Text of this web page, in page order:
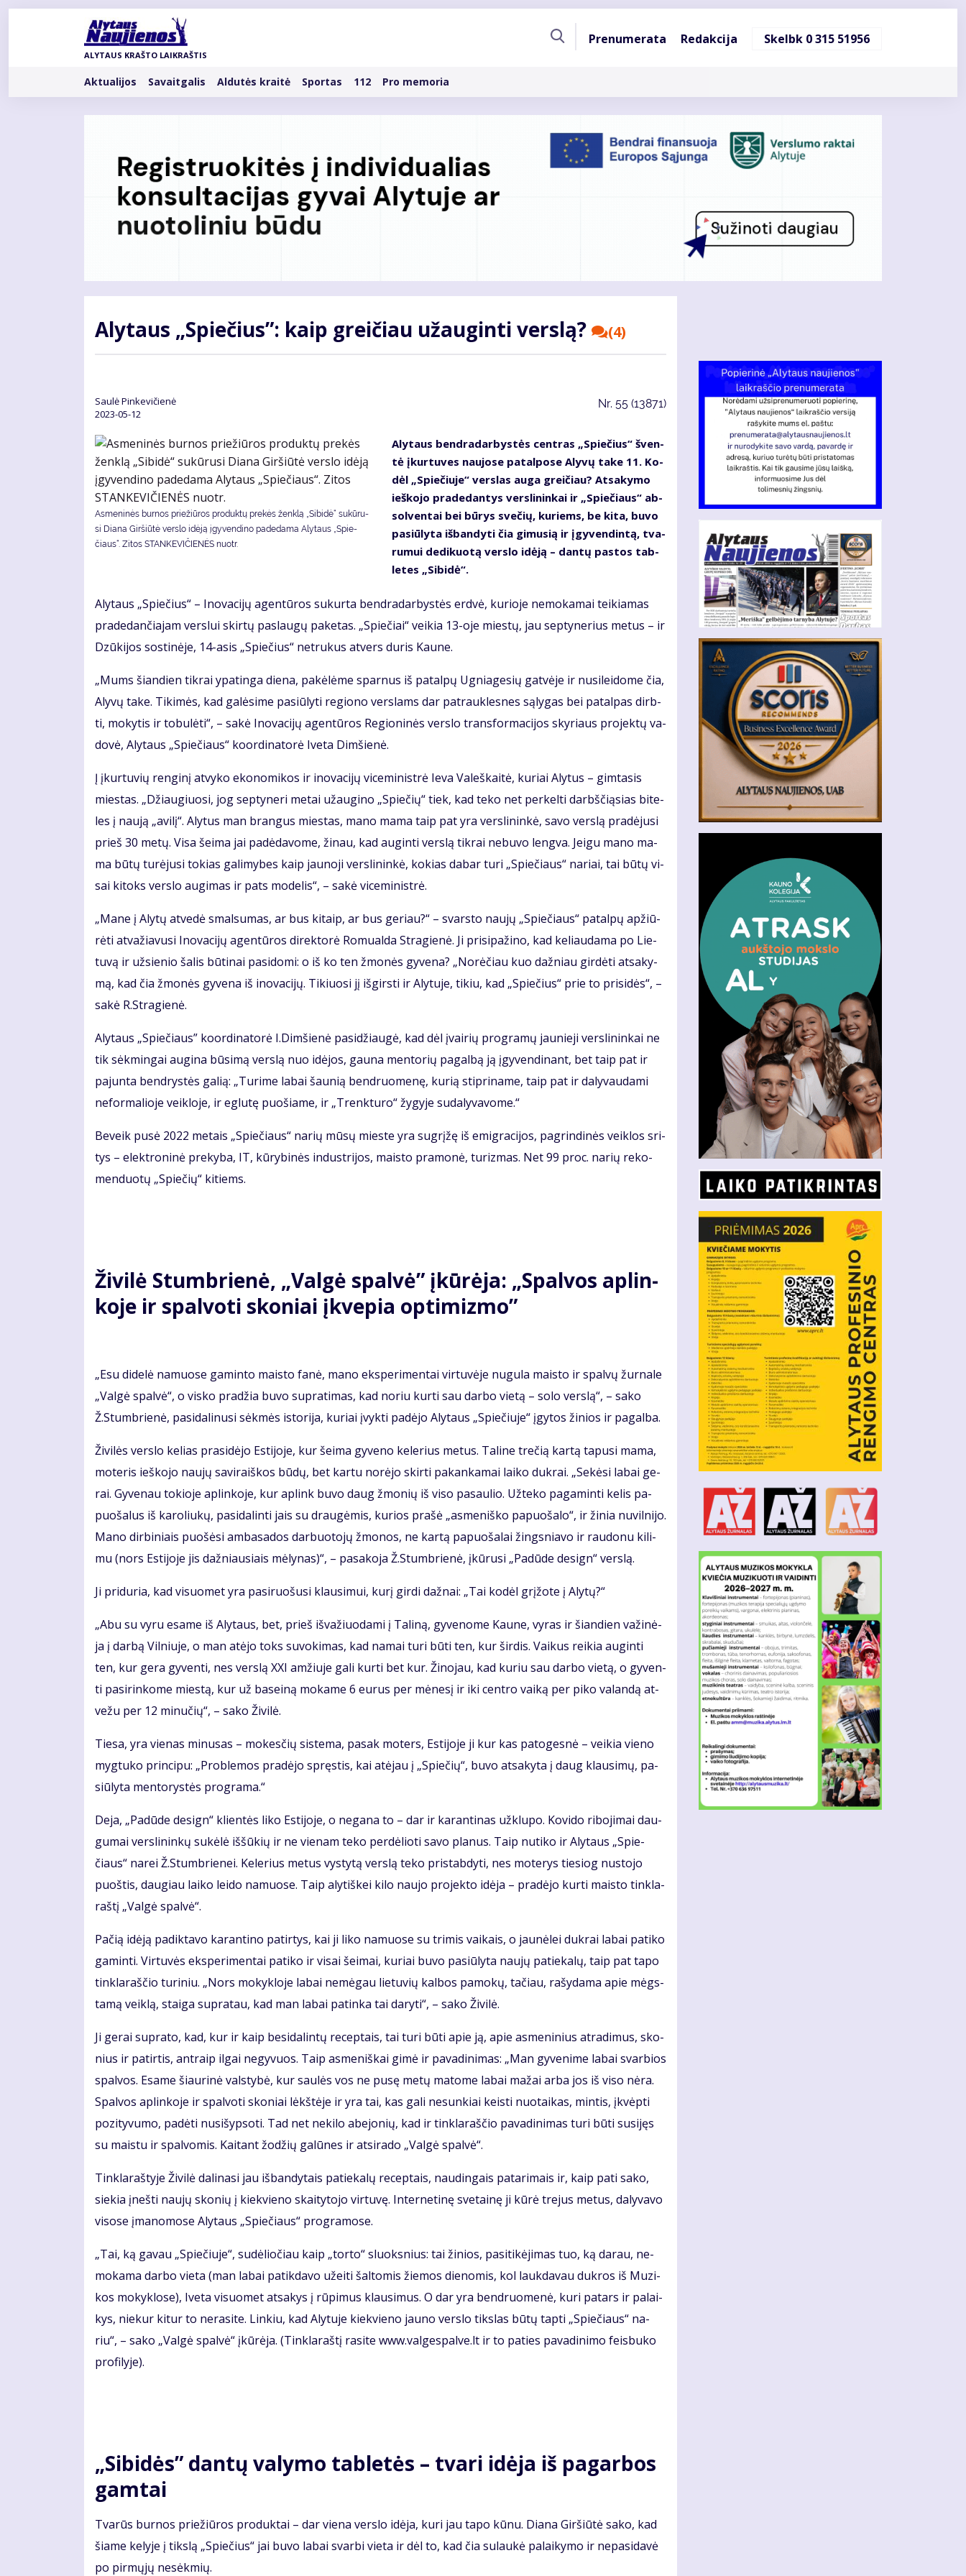
Pereiti
ALYTAUS KRAŠTO LAIKRAŠTIS
Pagrindinė
Prenumerata Redakcija Skelbk 0 315 51956
Rubrikos
Aktualijos Savaitgalis Aldutės kraitė Sportas 112 Pro memoria
Aly­taus „Spie­čius”: kaip grei­čiau už­au­gin­ti ver­slą? (4)
Saulė Pinkevičienė
2023-05-12
Nr. 55 (13871)
As­me­ni­nės bur­nos prie­žiū­ros pro­duk­tų pre­kės žen­klą „Si­bi­dė“ su­kū­ru­
si Dia­na Gir­šiū­tė ver­slo idė­ją įgy­ven­di­no pa­de­da­ma Aly­taus „Spie­
čiaus“. Zitos STANKEVIČIENĖS nuotr.
Aly­taus ben­dra­dar­bys­tės cen­tras „Spie­čius“ šven­
tė įkur­tu­ves nau­jo­se pa­tal­po­se Aly­vų ta­ke 11. Ko­
dėl „Spie­čiu­je“ ver­slas au­ga grei­čiau? At­sa­ky­mo
ieš­ko­jo pra­de­dan­tys ver­sli­nin­kai ir „Spie­čiaus“ ab­
sol­ven­tai bei bū­rys sve­čių, ku­riems, be ki­ta, bu­vo
pa­siū­ly­ta iš­ban­dy­ti čia gi­mu­sią ir įgy­ven­din­tą, tva­
ru­mui de­di­kuo­tą ver­slo idė­ją – dan­tų pa­stos tab­
le­tes „Si­bi­dė“.
Aly­taus „Spie­čius“ – Ino­va­ci­jų agen­tū­ros su­kur­ta ben­dra­dar­bys­tės erd­vė, ku­rio­je ne­mo­ka­mai tei­kia­mas
pra­de­dan­čia­jam ver­slui skir­tų pa­slau­gų pa­ke­tas. „Spie­čiai“ vei­kia 13-oje mies­tų, jau sep­ty­ne­rius me­tus – ir
Dzū­ki­jos sos­ti­nė­je, 14-asis „Spie­čius“ ne­tru­kus at­vers du­ris Kau­ne.
„Mums šian­dien tik­rai ypa­tin­ga die­na, pa­kė­lė­me spar­nus iš pa­tal­pų Ug­nia­ge­sių gat­vė­je ir nu­si­lei­do­me čia,
Aly­vų ta­ke. Ti­ki­mės, kad ga­lė­si­me pa­siū­ly­ti re­gio­no ver­slams dar pa­trauk­les­nes są­ly­gas bei pa­tal­pas dirb­
ti, mo­ky­tis ir to­bu­lė­ti“, – sa­kė Ino­va­ci­jų agen­tū­ros Re­gio­ni­nės ver­slo trans­for­ma­ci­jos sky­riaus pro­jek­tų va­
do­vė, Aly­taus „Spie­čiaus“ ko­or­di­na­to­rė Ive­ta Dim­šie­nė.
Į įkur­tu­vių ren­gi­nį at­vy­ko eko­no­mi­kos ir ino­va­ci­jų vi­ce­mi­nist­rė Ie­va Va­leš­kai­tė, ku­riai Aly­tus – gim­ta­sis
mies­tas. „Džiau­giuo­si, jog sep­ty­ne­ri me­tai už­au­gi­no „Spie­čių“ tiek, kad te­ko net per­kel­ti darbš­či­ą­sias bi­te­
les į nau­ją „avi­lį“. Aly­tus man bran­gus mies­tas, ma­no ma­ma taip pat yra ver­sli­nin­kė, sa­vo ver­slą pra­dė­ju­si
prieš 30 me­tų. Vi­sa šei­ma jai pa­dė­da­vo­me, ži­nau, kad au­gin­ti ver­slą tik­rai ne­bu­vo leng­va. Jei­gu ma­no ma­
ma bū­tų tu­rė­ju­si to­kias ga­li­my­bes kaip jau­no­ji ver­sli­nin­kė, ko­kias da­bar tu­ri „Spie­čiaus“ na­riai, tai bū­tų vi­
sai ki­toks ver­slo au­gi­mas ir pats mo­de­lis“, – sa­kė vi­ce­mi­nist­rė.
„Ma­ne į Aly­tų at­ve­dė smal­su­mas, ar bus ki­taip, ar bus ge­riau?“ – svars­to nau­jų „Spie­čiaus“ pa­tal­pų ap­žiū­
rė­ti at­va­žia­vu­si Ino­va­ci­jų agen­tū­ros di­rek­to­rė Ro­mu­al­da Stra­gie­nė. Ji pri­si­pa­ži­no, kad ke­liau­da­ma po Lie­
tu­vą ir už­sie­nio ša­lis bū­ti­nai pa­si­do­mi: o iš ko ten žmo­nės gy­ve­na? „No­rė­čiau kuo daž­niau gir­dė­ti at­sa­ky­
mą, kad čia žmo­nės gy­ve­na iš ino­va­ci­jų. Ti­kiuo­si jį iš­girs­ti ir Aly­tu­je, ti­kiu, kad „Spie­čius“ prie to pri­si­dės“, –
sa­kė R.Stra­gie­nė.
Aly­taus „Spie­čiaus” ko­or­di­na­to­rė I.Dim­šie­nė pa­si­džiau­gė, kad dėl įvai­rių pro­gra­mų jau­nie­ji ver­sli­nin­kai ne
tik sėk­min­gai au­gi­na bū­si­mą ver­slą nuo idė­jos, gau­na men­to­rių pa­gal­bą ją įgy­ven­di­nant, bet taip pat ir
pa­jun­ta ben­drys­tės ga­lią: „Tu­ri­me la­bai šau­nią ben­druo­me­nę, ku­rią stip­ri­na­me, taip pat ir da­ly­vau­da­mi
ne­for­ma­lio­je veik­lo­je, ir eg­lu­tę puo­šia­me, ir „Trenk­tu­ro“ žy­gy­je su­da­ly­va­vo­me.“
Be­veik pu­sė 2022 me­tais „Spie­čiaus“ na­rių mū­sų mies­te yra su­grį­žę iš emig­ra­ci­jos, pa­grin­di­nės veik­los sri­
tys – elek­tro­ni­nė pre­ky­ba, IT, kū­ry­bi­nės in­dust­ri­jos, mais­to pra­mo­nė, tu­riz­mas. Net 99 proc. na­rių re­ko­
men­duo­tų „Spie­čių“ ki­tiems.
Ži­vi­lė Stumb­rie­nė, „Val­gė spal­vė” įkū­rė­ja: „Spal­vos ap­lin­
ko­je ir spal­vo­ti sko­niai įkve­pia op­ti­miz­mo”
„Esu di­de­lė na­muo­se ga­min­to mais­to fa­nė, ma­no eks­pe­ri­men­tai vir­tu­vė­je nu­gu­la mais­to ir spal­vų žur­na­le
„Val­gė spal­vė“, o vis­ko pra­džia bu­vo su­pra­ti­mas, kad no­riu kur­ti sau dar­bo vie­tą – so­lo ver­slą“, – sa­ko
Ž.Stumb­rie­nė, pa­si­da­li­nu­si sėk­mės is­to­ri­ja, ku­riai įvyk­ti pa­dė­jo Aly­taus „Spie­čiu­je“ įgy­tos ži­nios ir pa­gal­ba.
Ži­vi­lės ver­slo ke­lias pra­si­dė­jo Es­ti­jo­je, kur šei­ma gy­ve­no ke­le­rius me­tus. Ta­li­ne tre­čią kar­tą ta­pu­si ma­ma,
mo­te­ris ieš­ko­jo nau­jų sa­vi­raiš­kos bū­dų, bet kar­tu no­rė­jo skir­ti pa­kan­ka­mai lai­ko duk­rai. „Se­kė­si la­bai ge­
rai. Gy­ve­nau to­kio­je ap­lin­ko­je, kur ap­link bu­vo daug žmo­nių iš vi­so pa­sau­lio. Už­te­ko pa­ga­min­ti ke­lis pa­
puo­ša­lus iš ka­ro­liu­kų, pa­si­da­lin­ti jais su drau­gė­mis, ku­rios pra­šė „as­me­niš­ko pa­puo­ša­lo“, ir ži­nia nu­vil­ni­jo.
Ma­no dir­bi­niais puo­šė­si am­ba­sa­dos dar­buo­to­jų žmo­nos, ne kar­tą pa­puo­ša­lai žings­nia­vo ir rau­do­nu ki­li­
mu (nors Es­ti­jo­je jis daž­niau­siais mė­ly­nas)“, – pa­sa­ko­ja Ž.Stumb­rie­nė, įkū­ru­si „Pa­dū­de de­sign“ ver­slą.
Ji pri­du­ria, kad vi­suo­met yra pa­si­ruo­šu­si klau­si­mui, ku­rį gir­di daž­nai: „Tai ko­dėl grį­žo­te į Aly­tų?“
„Abu su vy­ru esa­me iš Aly­taus, bet, prieš iš­va­žiuo­da­mi į Ta­li­ną, gy­ve­no­me Kau­ne, vy­ras ir šian­dien va­ži­nė­
ja į dar­bą Vil­niu­je, o man at­ėjo toks su­vo­ki­mas, kad na­mai tu­ri bū­ti ten, kur šir­dis. Vai­kus rei­kia au­gin­ti
ten, kur ge­ra gy­ven­ti, nes ver­slą XXI am­žiu­je ga­li kur­ti bet kur. Ži­no­jau, kad ku­riu sau dar­bo vie­tą, o gy­ven­
ti pa­si­rin­ko­me mies­tą, kur už ba­sei­ną mo­ka­me 6 eu­rus per mė­ne­sį ir iki cen­tro vai­ką per pi­ko va­lan­dą at­
ve­žu per 12 mi­nu­čių“, – sa­ko Ži­vi­lė.
Tie­sa, yra vie­nas mi­nu­sas – mo­kes­čių sis­te­ma, pa­sak mo­ters, Es­ti­jo­je ji kur kas pa­to­ges­nė – vei­kia vie­no
myg­tu­ko prin­ci­pu: „Pro­ble­mos pra­dė­jo spręs­tis, kai at­ėjau į „Spie­čių“, bu­vo at­sa­ky­ta į daug klau­si­mų, pa­
siū­ly­ta men­to­rys­tės pro­gra­ma.“
De­ja, „Pa­dū­de de­sign“ klien­tės li­ko Es­ti­jo­je, o ne­ga­na to – dar ir ka­ran­ti­nas už­klu­po. Ko­vi­do ri­bo­ji­mai dau­
gu­mai ver­sli­nin­kų su­kė­lė iš­šū­kių ir ne vie­nam te­ko per­dė­lio­ti sa­vo pla­nus. Taip nu­ti­ko ir Aly­taus „Spie­
čiaus“ na­rei Ž.Stumb­rie­nei. Ke­le­rius me­tus vys­ty­tą ver­slą te­ko pri­stab­dy­ti, nes mo­te­rys tie­siog nu­sto­jo
puoš­tis, dau­giau lai­ko lei­do na­muo­se. Taip aly­tiš­kei ki­lo nau­jo pro­jek­to idė­ja – pra­dė­jo kur­ti mais­to tin­kla­
raš­tį „Val­gė spal­vė“.
Pa­čią idė­ją pa­dik­ta­vo ka­ran­ti­no pa­tir­tys, kai ji li­ko na­muo­se su tri­mis vai­kais, o jau­nė­lei duk­rai la­bai pa­ti­ko
ga­min­ti. Vir­tu­vės eks­pe­ri­men­tai pa­ti­ko ir vi­sai šei­mai, ku­riai bu­vo pa­siū­ly­ta nau­jų pa­tie­ka­lų, taip pat ta­po
tin­kla­raš­čio tu­ri­niu. „Nors mo­kyk­lo­je la­bai ne­mė­gau lie­tu­vių kal­bos pa­mo­kų, ta­čiau, ra­šy­da­ma apie mėgs­
ta­mą veik­lą, stai­ga su­pra­tau, kad man la­bai pa­tin­ka tai da­ry­ti“, – sa­ko Ži­vi­lė.
Ji ge­rai su­pra­to, kad, kur ir kaip be­si­da­lin­tų re­cep­tais, tai tu­ri bū­ti apie ją, apie as­me­ni­nius at­ra­di­mus, sko­
nius ir pa­tir­tis, ant­raip il­gai ne­gy­vuos. Taip as­me­niš­kai gi­mė ir pa­va­di­ni­mas: „Man gy­ve­ni­me la­bai svar­bios
spal­vos. Esa­me šiau­ri­nė vals­ty­bė, kur sau­lės vos ne pu­sę me­tų ma­to­me la­bai ma­žai ar­ba jos iš vi­so nė­ra.
Spal­vos ap­lin­ko­je ir spal­vo­ti sko­niai lėkš­tė­je ir yra tai, kas ga­li ne­sun­kiai keis­ti nuo­tai­kas, min­tis, įkvėp­ti
po­zi­ty­vu­mo, pa­dė­ti nu­si­šyp­so­ti. Tad net ne­ki­lo abe­jo­nių, kad ir tin­kla­raš­čio pa­va­di­ni­mas tu­ri bū­ti su­si­jęs
su mais­tu ir spal­vo­mis. Kai­tant žo­džių ga­lū­nes ir at­si­ra­do „Val­gė spal­vė“.
Tin­kla­raš­ty­je Ži­vi­lė da­li­na­si jau iš­ban­dy­tais pa­tie­ka­lų re­cep­tais, nau­din­gais pa­ta­ri­mais ir, kaip pa­ti sa­ko,
sie­kia įneš­ti nau­jų sko­nių į kiek­vie­no skai­ty­to­jo vir­tu­vę. In­ter­ne­ti­nę sve­tai­nę ji kū­rė tre­jus me­tus, da­ly­va­vo
vi­so­se įma­no­mo­se Aly­taus „Spie­čiaus“ pro­gra­mo­se.
„Tai, ką ga­vau „Spie­čiu­je“, su­dė­lio­čiau kaip „tor­to“ sluoks­nius: tai ži­nios, pa­si­ti­kė­ji­mas tuo, ką da­rau, ne­
mo­ka­ma dar­bo vie­ta (man la­bai pa­tik­da­vo už­ei­ti šal­to­mis žie­mos die­no­mis, kol lauk­da­vau duk­ros iš Mu­zi­
kos mo­kyk­lo­se), Ive­ta vi­suo­met at­sa­kys į rū­pi­mus klau­si­mus. O dar yra ben­druo­me­nė, ku­ri pa­tars ir pa­lai­
kys, nie­kur ki­tur to ne­ra­si­te. Lin­kiu, kad Aly­tu­je kiek­vie­no jau­no ver­slo tiks­las bū­tų tap­ti „Spie­čiaus“ na­
riu“, – sa­ko „Val­gė spal­vė“ įkū­rė­ja. (Tin­kla­raš­tį ra­si­te www.val­ges­pal­ve.lt ir to pa­ties pa­va­di­ni­mo feis­bu­ko
pro­fi­ly­je).
„Si­bi­dės” dan­tų va­ly­mo tab­le­tės – tva­ri idė­ja iš pa­gar­bos
gam­tai
Tva­rūs bur­nos prie­žiū­ros pro­duk­tai – dar vie­na ver­slo idė­ja, ku­ri jau ta­po kū­nu. Dia­na Gir­šiū­tė sa­ko, kad
šia­me ke­ly­je į tiks­lą „Spie­čius“ jai bu­vo la­bai svar­bi vie­ta ir dėl to, kad čia su­lau­kė pa­lai­ky­mo ir ne­pa­si­da­vė
po pir­mų­jų ne­sėk­mių.